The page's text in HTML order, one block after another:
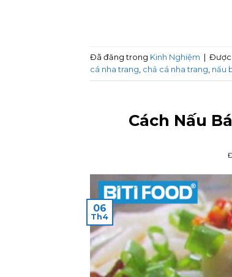
Đã đăng trong Kinh Nghiệm | Được
cá nha trang chả cá nha trang nấu
Cách Nấu
06
Th4